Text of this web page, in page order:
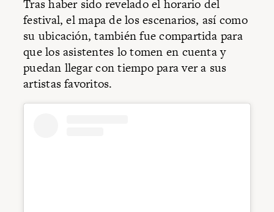
Tras haber sido revelado el horario del
festival, el mapa de los escenarios, así como
su ubicación, también fue compartida para
que los asistentes lo tomen en cuenta y
puedan llegar con tiempo para ver a sus
artistas favoritos.